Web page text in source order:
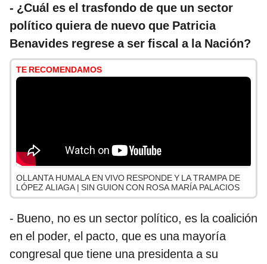
- ¿Cuál es el trasfondo de que un sector
político quiera de nuevo que Patricia
Benavides regrese a ser fiscal a la Nación?
TE RECOMENDAMOS
OLLANTA HUMALA EN VIVO RESPONDE Y LA TRAMPA DE
LÓPEZ ALIAGA | SIN GUION CON ROSA MARÍA PALACIOS
- Bueno, no es un sector político, es la coalición
en el poder, el pacto, que es una mayoría
congresal que tiene una presidenta a su